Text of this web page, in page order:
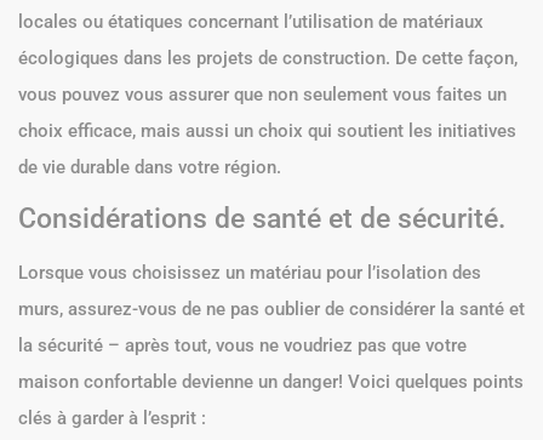
locales ou étatiques concernant l’utilisation de matériaux
écologiques dans les projets de construction. De cette façon,
vous pouvez vous assurer que non seulement vous faites un
choix efficace, mais aussi un choix qui soutient les initiatives
de vie durable dans votre région.
Considérations de santé et de sécurité.
Lorsque vous choisissez un matériau pour l’isolation des
murs, assurez-vous de ne pas oublier de considérer la santé et
la sécurité – après tout, vous ne voudriez pas que votre
maison confortable devienne un danger! Voici quelques points
clés à garder à l’esprit :